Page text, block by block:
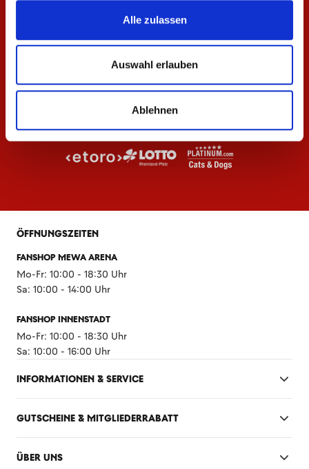
Alle zulassen
Auswahl erlauben
Ablehnen
ÖFFNUNGSZEITEN
FANSHOP MEWA ARENA
Mo-Fr: 10:00 - 18:30 Uhr
Sa: 10:00 - 14:00 Uhr
FANSHOP INNENSTADT
Mo-Fr: 10:00 - 18:30 Uhr
Sa: 10:00 - 16:00 Uhr
INFORMATIONEN & SERVICE
GUTSCHEINE & MITGLIEDERRABATT
ÜBER UNS